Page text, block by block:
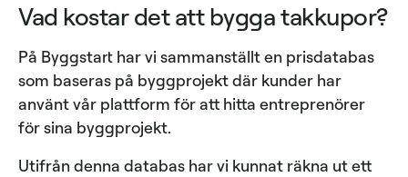
Vad kostar det att bygga takkupor?
På Byggstart har vi sammanställt en prisdatabas
som baseras på byggprojekt där kunder har
använt vår plattform för att hitta entreprenörer
för sina byggprojekt.
Utifrån denna databas har vi kunnat räkna ut ett